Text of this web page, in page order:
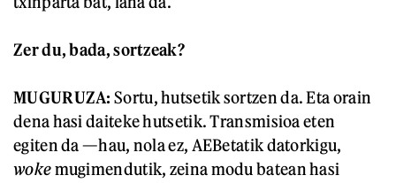
Zer du, bada, sortzeak?
MUGURUZA: Sortu, hutsetik sortzen da. Eta orain
dena hasi daiteke hutsetik. Transmisioa eten
egiten da —hau, nola ez, AEBetatik datorkigu,
wokemugimendutik, zeina modu batean hasi